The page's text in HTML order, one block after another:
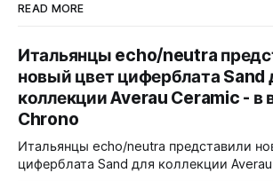
READ MORE
Итальянцы echo/neutra
новый цвет циферблата Sand
коллекции Averau Ceramic - в
Chrono
Итальянцы echo/neutra представили
циферблата Sand для коллекции